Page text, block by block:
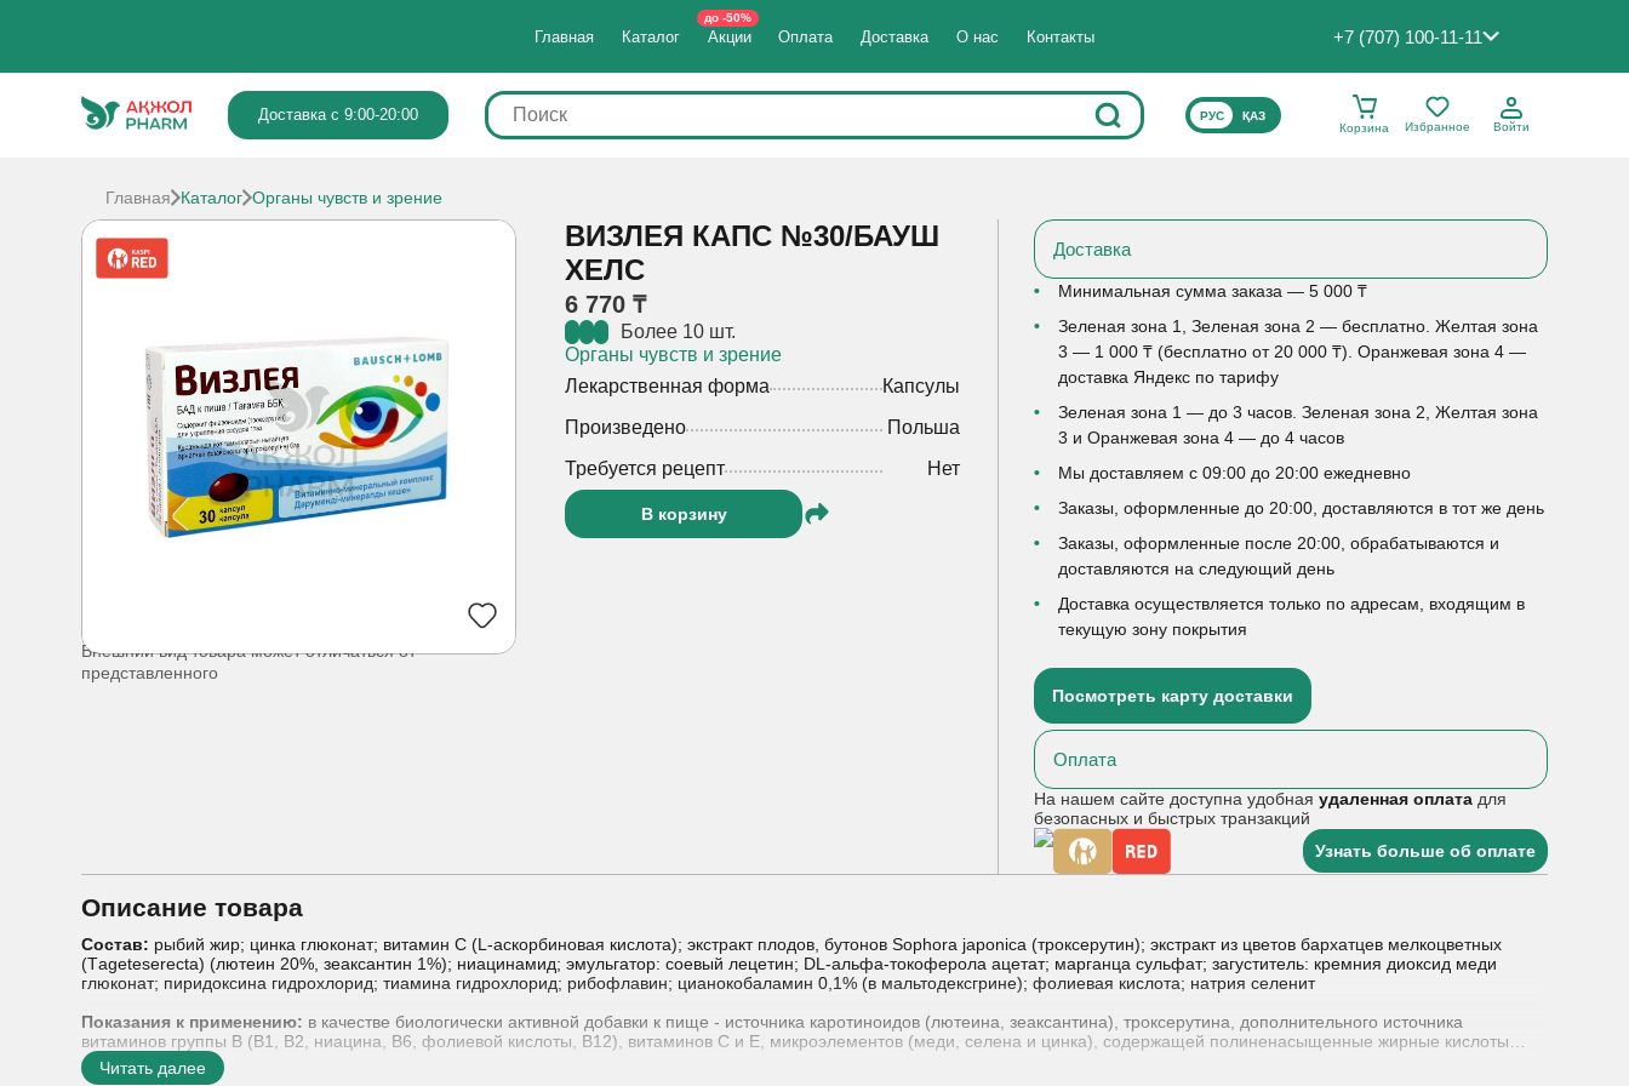
Главная Каталог Акции
до -50%
Оплата Доставка О нас Контакты +7 (707) 100-11-11
Доставка с 9:00-20:00 ВЫБЕРИТЕ ЯЗЫК САЙТА
РУС
ҚАЗ
Корзина
Избранное Войти
Главная Каталог Органы чувств и зрение
Внешний вид товара может отличаться от
представленного
ВИЗЛЕЯ КАПС №30/БАУШ
ХЕЛС
6 770 ₸
Более 10 шт.
Органы чувств и зрение
Лекарственная форма
Капсулы
Произведено
Польша
Требуется рецепт
Нет
В корзину
Доставка
Минимальная сумма заказа — 5 000 ₸
Зеленая зона 1, Зеленая зона 2 — бесплатно. Желтая зона
3 — 1 000 ₸ (бесплатно от 20 000 ₸). Оранжевая зона 4 —
доставка Яндекс по тарифу
Зеленая зона 1 — до 3 часов. Зеленая зона 2, Желтая зона
3 и Оранжевая зона 4 — до 4 часов
Мы доставляем с 09:00 до 20:00 ежедневно
Заказы, оформленные до 20:00, доставляются в тот же день
Заказы, оформленные после 20:00, обрабатываются и
доставляются на следующий день
Доставка осуществляется только по адресам, входящим в
текущую зону покрытия
Посмотреть карту доставки
Оплата
На нашем сайте доступна удобнаяудаленная оплата для
безопасных и быстрых транзакций
Узнать больше об оплате
Описание товара
Состав: рыбий жир; цинка глюконат; витамин С (L-аскорбиновая кислота); экстракт плодов, бутонов Sophora japonica (троксерутин); экстракт из цветов бархатцев мелкоцветных
(Тageteserecta) (лютеин 20%, зеаксантин 1%); ниацинамид; эмульгатор: соевый лецетин; DL-альфа-токоферола ацетат; марганца сульфат; загуститель: кремния диоксид меди
глюконат; пиридоксина гидрохлорид; тиамина гидрохлорид; рибофлавин; цианокобаламин 0,1% (в мальтодексгрине); фолиевая кислота; натрия селенит
Показания к применению: в качестве биологически активной добавки к пище - источника каротиноидов (лютеина, зеаксантина), троксерутина, дополнительного источника
витаминов группы В (В1, В2, ниацина, В6, фолиевой кислоты, В12), витаминов С и Е, микроэлементов (меди, селена и цинка), содержащей полиненасыщенные жирные кислоты
омега-3 (докозагексаеновую и эйкозапентаеновую кислоты).
Читать далее